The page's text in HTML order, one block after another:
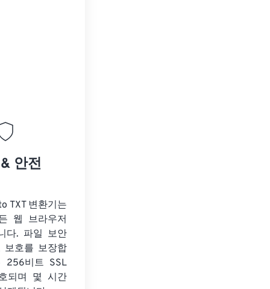
안전
TXT 변환기는
웹 브라우저
다. 파일 보안
보호를 보장합
256비트 SSL
되며 몇 시간